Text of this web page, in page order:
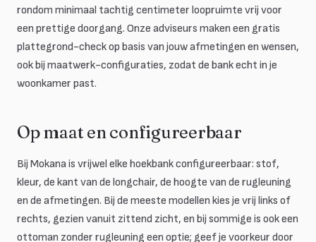
rondom minimaal tachtig centimeter loopruimte vrij voor
een prettige doorgang. Onze adviseurs maken een gratis
plattegrond-check op basis van jouw afmetingen en wensen,
ook bij maatwerk-configuraties, zodat de bank echt in je
woonkamer past.
Op maat en configureerbaar
Bij Mokana is vrijwel elke hoekbank configureerbaar: stof,
kleur, de kant van de longchair, de hoogte van de rugleuning
en de afmetingen. Bij de meeste modellen kies je vrij links of
rechts, gezien vanuit zittend zicht, en bij sommige is ook een
ottoman zonder rugleuning een optie; geef je voorkeur door